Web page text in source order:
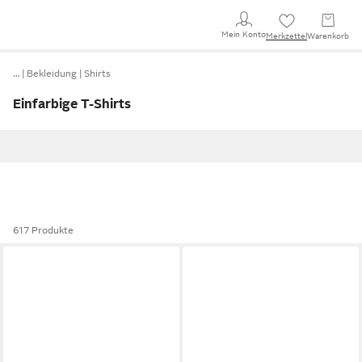
Mein KontoMerkzettel Warenkorb
… Bekleidung Shirts
Einfarbige T-Shirts
617 Produkte